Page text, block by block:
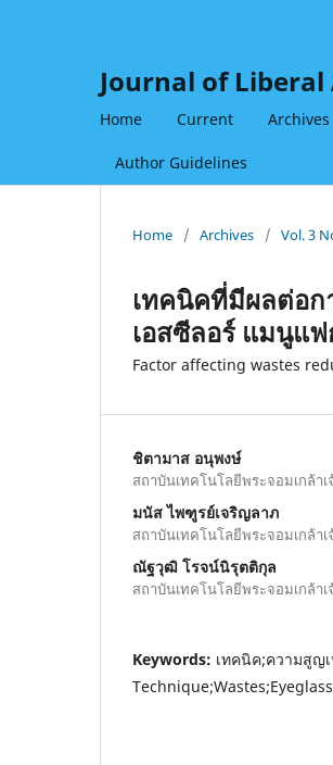
Journal of
Home Current Archives
Author Guidelines
Home / Archives / Vol. 3
เทคนิคที่มีผลต่อก
เอสซีลอร์ แมนูแฟ
Factor affecting wastes
ชิตามาส อนุพงษ์
สถาบันเทคโนโลยีพระจอมเกล้า
มนัส ไพฑูรย์เจริญลาภ
สถาบันเทคโนโลยีพระจอมเกล้า
ณัฐวุฒิ โรจน์นิรุตติกุล
สถาบันเทคโนโลยีพระจอมเกล้า
Keywords: เทคนิค;ความสูญ